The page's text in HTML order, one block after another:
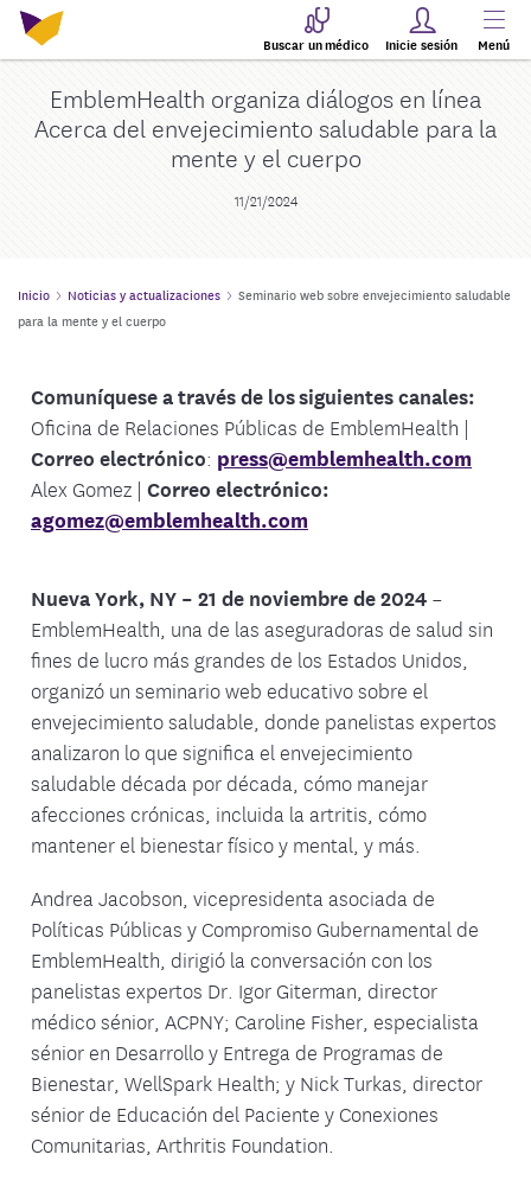
Buscar un médico Inicie sesión Menú
EmblemHealth organiza diálogos en línea
Acerca del envejecimiento saludable para la
mente y el cuerpo
11/21/2024
Inicio Noticias y actualizaciones
Seminario web sobre envejecimiento saludable
para la mente y el cuerpo
Comuníquese a través de los siguientes canales:
Oficina de Relaciones Públicas de EmblemHealth |
Correo electrónico: press@emblemhealth.com
Alex Gomez | Correo electrónico:
agomez@emblemhealth.com
Nueva York, NY – 21 de noviembre de 2024 –
EmblemHealth, una de las aseguradoras de salud sin
fines de lucro más grandes de los Estados Unidos,
organizó un seminario web educativo sobre el
envejecimiento saludable, donde panelistas expertos
analizaron lo que significa el envejecimiento
saludable década por década, cómo manejar
afecciones crónicas, incluida la artritis, cómo
mantener el bienestar físico y mental, y más.
Andrea Jacobson, vicepresidenta asociada de
Políticas Públicas y Compromiso Gubernamental de
EmblemHealth, dirigió la conversación con los
panelistas expertos Dr. Igor Giterman, director
médico sénior, ACPNY; Caroline Fisher, especialista
sénior en Desarrollo y Entrega de Programas de
Bienestar, WellSpark Health; y Nick Turkas, director
sénior de Educación del Paciente y Conexiones
Comunitarias, Arthritis Foundation.